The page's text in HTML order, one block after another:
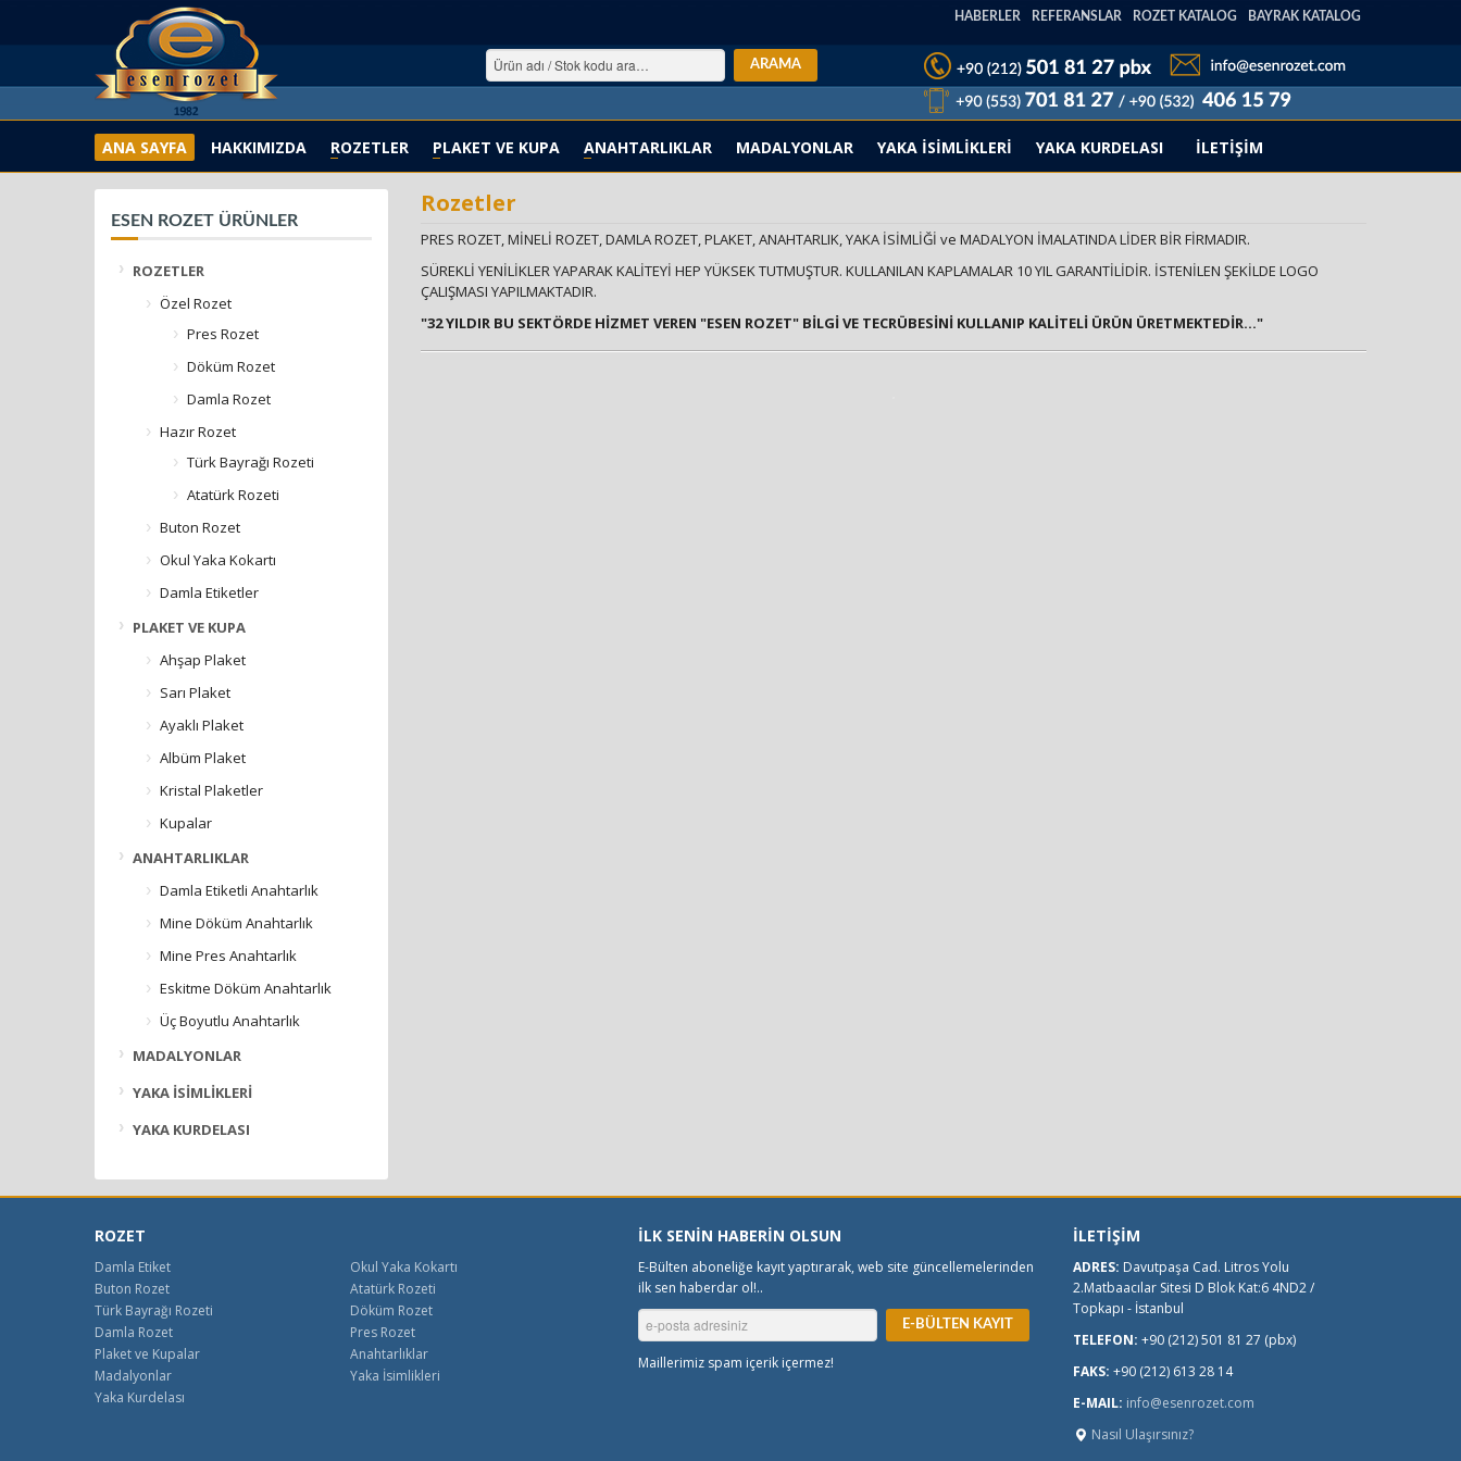
HABERLER REFERANSLAR ROZET KATALOG BAYRAK KATALOG
ANA SAYFA HAKKIMIZDA ROZETLER PLAKET VE KUPA ANAHTARLIKLAR MADALYONLAR YAKA İSİMLİKLERİ YAKA KURDELASI İLETİŞİM
Rozetler
PRES ROZET, MİNELİ ROZET, DAMLA ROZET, PLAKET, ANAHTARLIK, YAKA İSİMLİĞİ ve MADALYON İMALATINDA LİDER BİR FİRMADIR.
SÜREKLİ YENİLİKLER YAPARAK KALİTEYİ HEP YÜKSEK TUTMUŞTUR. KULLANILAN KAPLAMALAR 10 YIL GARANTİLİDİR. İSTENİLEN ŞEKİLDE LOGO
ÇALIŞMASI YAPILMAKTADIR.
"32 YILDIR BU SEKTÖRDE HİZMET VEREN "ESEN ROZET" BİLGİ VE TECRÜBESİNİ KULLANIP KALİTELİ ÜRÜN ÜRETMEKTEDİR..."
ESEN ROZET ÜRÜNLER
ROZETLER
Özel Rozet
Pres Rozet
Döküm Rozet
Damla Rozet
Hazır Rozet
Türk Bayrağı Rozeti
Atatürk Rozeti
Buton Rozet
Okul Yaka Kokartı
Damla Etiketler
PLAKET VE KUPA
Ahşap Plaket
Sarı Plaket
Ayaklı Plaket
Albüm Plaket
Kristal Plaketler
Kupalar
ANAHTARLIKLAR
Damla Etiketli Anahtarlık
Mine Döküm Anahtarlık
Mine Pres Anahtarlık
Eskitme Döküm Anahtarlık
Üç Boyutlu Anahtarlık
MADALYONLAR
YAKA İSİMLİKLERİ
YAKA KURDELASI
ROZET
Damla Etiket
Okul Yaka Kokartı
Buton Rozet
Atatürk Rozeti
Türk Bayrağı Rozeti
Döküm Rozet
Damla Rozet
Pres Rozet
Plaket ve Kupalar
Anahtarlıklar
Madalyonlar
Yaka İsimlikleri
Yaka Kurdelası
İLK SENİN HABERİN OLSUN
E-Bülten aboneliğe kayıt yaptırarak, web site güncellemelerinden
ilk sen haberdar ol!..
Maillerimiz spam içerik içermez!
İLETİŞİM
ADRES: Davutpaşa Cad. Litros Yolu
2.Matbaacılar Sitesi D Blok Kat:6 4ND2 /
Topkapı - İstanbul
TELEFON: +90 (212) 501 81 27 (pbx)
FAKS: +90 (212) 613 28 14
E-MAIL: info@esenrozet.com
Nasıl Ulaşırsınız?